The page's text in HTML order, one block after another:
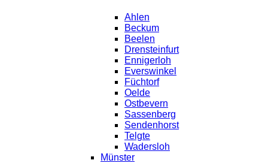
Ahlen
Beckum
Beelen
Drensteinfurt
Ennigerloh
Everswinkel
Füchtorf
Oelde
Ostbevern
Sassenberg
Sendenhorst
Telgte
Wadersloh
Münster